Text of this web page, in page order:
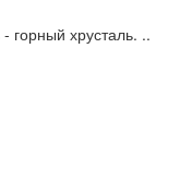
горный хрусталь. ..